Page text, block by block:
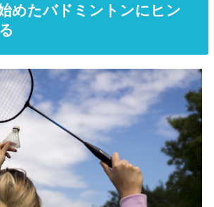
めたバドミントンにヒン